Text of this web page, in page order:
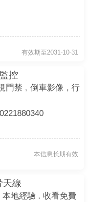
Rosedale,Auckland
有效期至2031-10-31
控
門禁 , 倒車影像 , 行
本信息长期有效
天線
地經驗 . 收看免費